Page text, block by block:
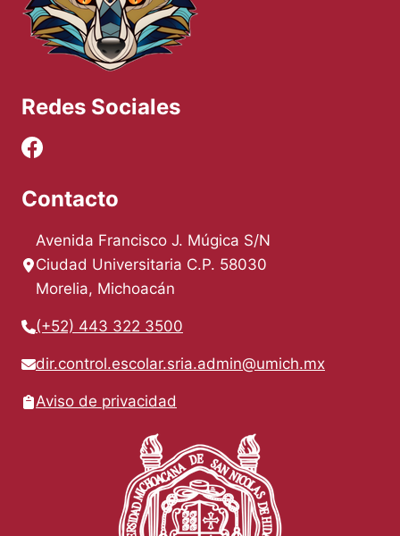
Redes Sociales
Contacto
Avenida Francisco J. Múgica S/N
Ciudad Universitaria C.P. 58030
Morelia, Michoacán
(+52) 443 322 3500
dir.control.escolar.sria.admin@umich.mx
Aviso de privacidad